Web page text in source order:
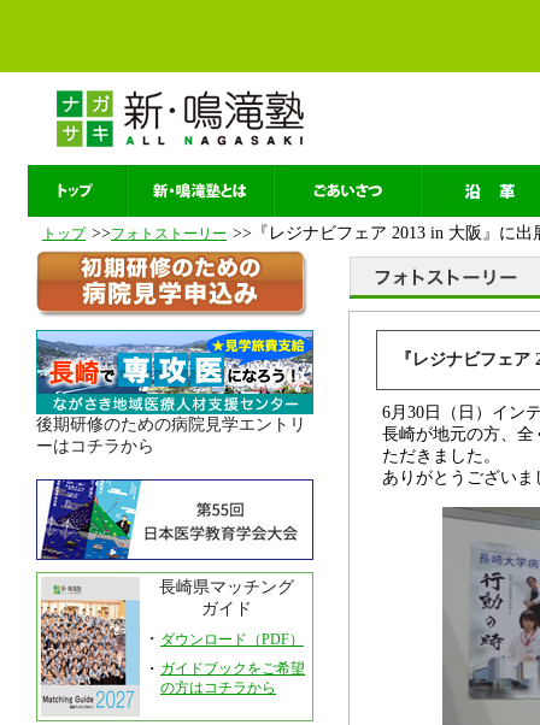
トップ >>フォトストーリー >>『レジナビフェア 2013 in 大阪』に出
後期研修のための病院見学エントリ
ーはコチラから
長崎県マッチング
ガイド
・ ダウンロード（PDF）
・ ガイドブックをご希望
の方はコチラから
『レジナビフェ
6月30日（日）イン
長崎が地元の方、
ただきました。
ありがとうございま